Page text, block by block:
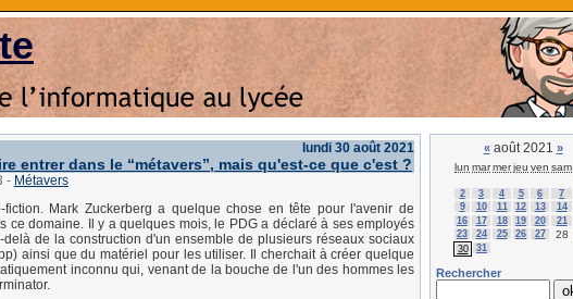
lundi 30 août 2021
entrer dans le “métavers”, mais qu'est-ce que c'est ?
- Métavers
Mark Zuckerberg a quelque chose en tête pour l'avenir de
ce domaine. Il y a quelques mois, le PDG a déclaré à ses employés
de la construction d'un ensemble de plusieurs réseaux sociaux
ainsi que du matériel pour les utiliser. Il cherchait à créer quelque
inconnu qui, venant de la bouche de l'un des hommes les
«août 2021 »
lun marmerjeu ven sam
2
3 4 5 6 7
9
10 11 12 13 14
16 17 18 19 20 21
23
24 25 26 27 28
30
31
Rechercher